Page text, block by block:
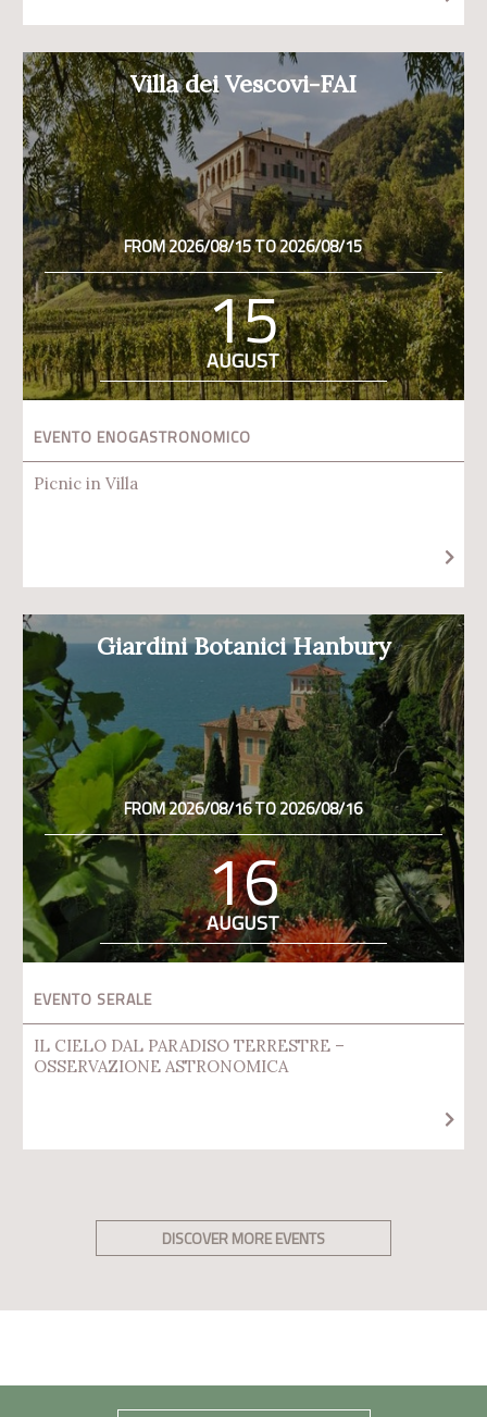
Villa dei Vescovi-FAI
FROM 2026/08/15 TO 2026/08/15
15
AUGUST
EVENTO ENOGASTRONOMICO
Picnic in Villa
Giardini Botanici Hanbury
FROM 2026/08/16 TO 2026/08/16
16
AUGUST
EVENTO SERALE
IL CIELO DAL PARADISO TERRESTRE –
OSSERVAZIONE ASTRONOMICA
DISCOVER MORE EVENTS